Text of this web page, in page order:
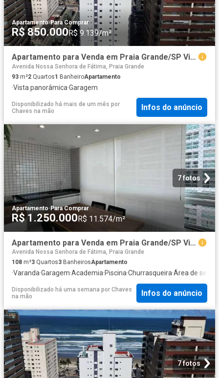
Apartamento·Para Comprar
R$ 850.000R$ 9.139/m²
Apartamento para Venda em Praia Grande/SP Vila Caiçara 2 Quartos
Avenida Nossa Senhora de Fátima, Praia Grande
93 m²2 Quartos1 BanheiroApartamento
·Vista panorâmica·Garagem
Disponibilizado há mais de um mês por
Chaves na mão
Infos do anúncio
7 fotos
Apartamento·Para Comprar
R$ 1.250.000R$ 11.574/m²
Apartamento para Venda em Praia Grande/SP Vila Caiçara 3 Quartos
Avenida Nossa Senhora de Fátima, Praia Grande
108 m²3 Quartos3 BanheirosApartamento
·Varanda·Garagem·Academia·Piscina·Churrasqueira·Área de
Disponibilizado há uma semana por Chaves
na mão
Infos do anúncio
7 fotos